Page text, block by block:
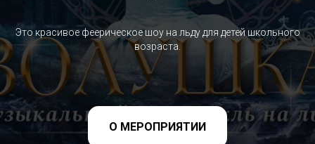
Это красивое феерическое шоу на льду для детей школьного
возраста.
О МЕРОПРИЯТИИ